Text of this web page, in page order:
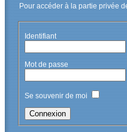
Pour accéder à la partie privée
Identifiant
Mot de passe
Se souvenir de moi